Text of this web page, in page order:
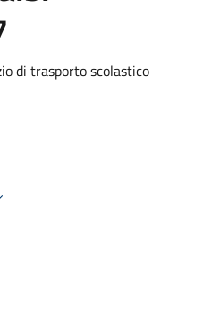
di trasporto scolastico